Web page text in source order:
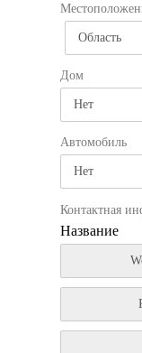
Дом
Автомобиль
Контактная
Название